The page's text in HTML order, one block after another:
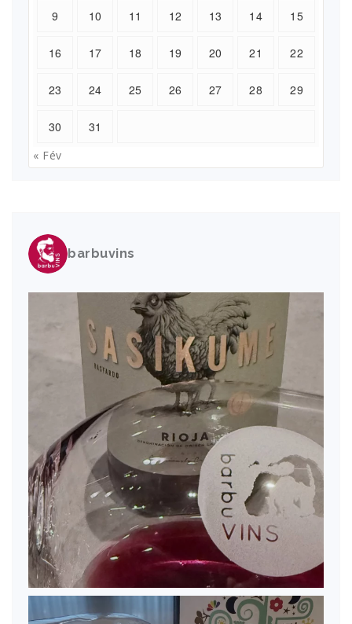
9 10 11 12 13 14 15
16 17 18 19 20 21 22
23 24 25 26 27 28 29
30 31
« Fév
barbuvins